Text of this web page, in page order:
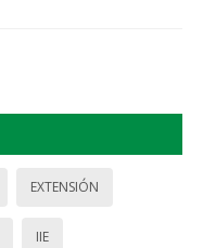
EXTENSIÓN
IIE